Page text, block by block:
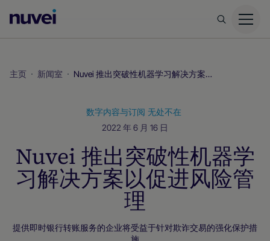
主
主页 新闻室 Nuvei 推出突破性机器学习解决方案以促进风险管理
数字内容与订阅 无处不在
2022 年 6 月 16 日
Nuvei 推出突破性机器学
习解决方案以促进风险管
理
提供即时银行转账服务的企业将受益于针对欺诈交易的强化保护措
施